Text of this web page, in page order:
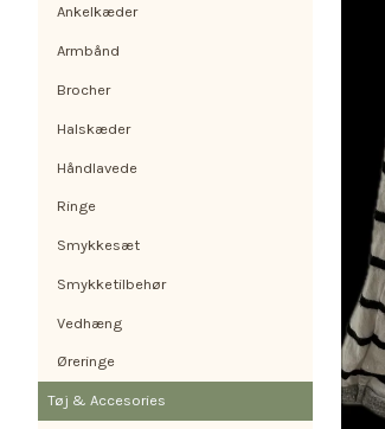
Ankelkæder
Armbånd
Brocher
Halskæder
Håndlavede
Ringe
Smykkesæt
Smykketilbehør
Vedhæng
Øreringe
Tøj & Accesories